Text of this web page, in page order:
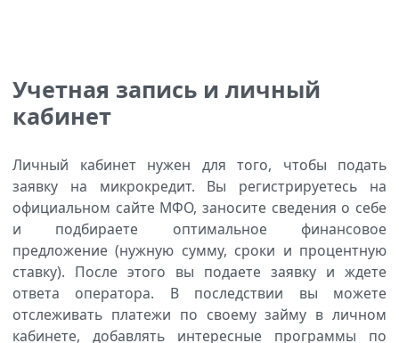
Учетная запись и личный
кабинет
Личный кабинет нужен для того, чтобы подать
заявку на микрокредит. Вы регистрируетесь на
официальном сайте МФО, заносите сведения о себе
и подбираете оптимальное финансовое
предложение (нужную сумму, сроки и процентную
ставку). После этого вы подаете заявку и ждете
ответа оператора. В последствии вы можете
отслеживать платежи по своему займу в личном
кабинете, добавлять интересные программы по